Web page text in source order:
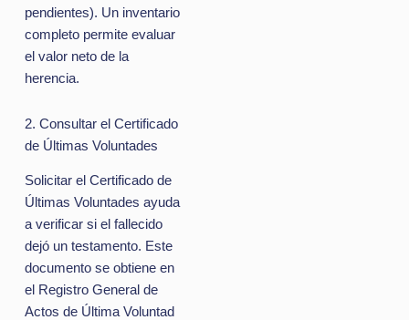
pendientes). Un inventario
completo permite evaluar
el valor neto de la
herencia.
2. Consultar el Certificado
de Últimas Voluntades
Solicitar el Certificado de
Últimas Voluntades ayuda
a verificar si el fallecido
dejó un testamento. Este
documento se obtiene en
el Registro General de
Actos de Última Voluntad